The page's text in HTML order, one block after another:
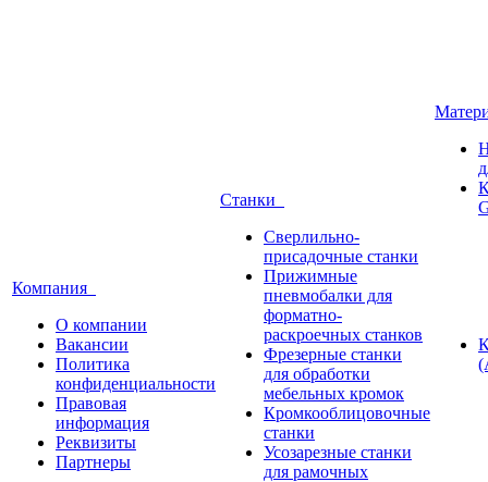
Компания
О компании
Вакансии
Политика
конфиденциальности
Правовая
информация
Реквизиты
Партнеры
Станки
Сверлильно-
присадочные станки
Прижимные
пневмобалки для
форматно-
раскроечных станков
Фрезерные станки
для обработки
мебельных кромок
Кромкооблицовочные
станки
Усозарезные станки
для рамочных